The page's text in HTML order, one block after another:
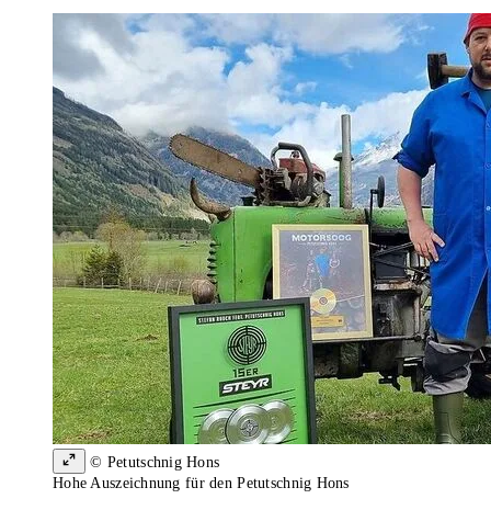
© Petutschnig Hons
Hohe Auszeichnung für den Petutschnig Hons